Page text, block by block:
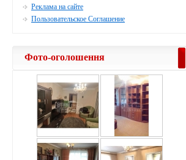
Реклама на сайте
Пользовательское Соглашение
Фото-оголошення